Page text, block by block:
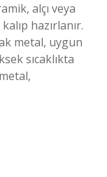
alçı veya
hazırlanır.
metal, uygun
sıcaklıkta